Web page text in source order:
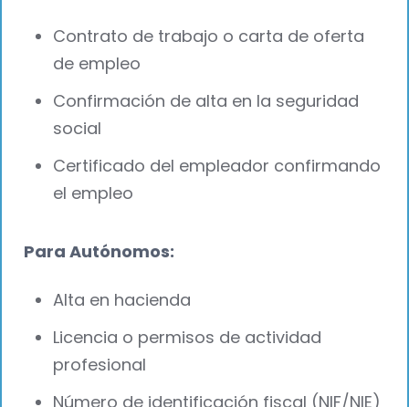
Contrato de trabajo o carta de oferta
de empleo
Confirmación de alta en la seguridad
social
Certificado del empleador confirmando
el empleo
Para Autónomos:
Alta en hacienda
Licencia o permisos de actividad
profesional
Número de identificación fiscal (NIF/NIE)